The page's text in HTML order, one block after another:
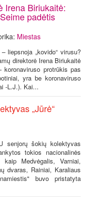
Irena Biriukaitė:
padėtis
Miestas
liepsnoja „kovido“ virusu?
direktorė Irena Biriukaitė
protrūkis pas
yra be koronaviruso
-L.J.). Kai...
„Jūrė“
senjorų šokių kolektyvas
tokios nacionalinės
Medvėgalis, Varniai,
dvaras, Rainiai, Karaliaus
buvo pristatyta